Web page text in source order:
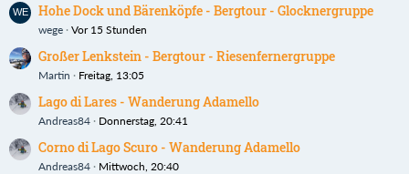
Hohe Dock und Bärenköpfe - Bergtour - Glocknergruppe
wege Vor 15 Stunden
Großer Lenkstein - Bergtour - Riesenfernergruppe
Martin Freitag, 13:05
Lago di Lares - Wanderung Adamello
Andreas84 Donnerstag, 20:41
Corno di Lago Scuro - Wanderung Adamello
Andreas84 Mittwoch, 20:40